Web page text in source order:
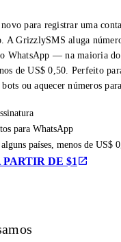
para registrar uma
A GrizzlySMS aluga
WhatsApp — na maioria
de US$ 0,50. Perfeito
ou aquecer números
para WhatsApp
países, menos de US$
DE $1